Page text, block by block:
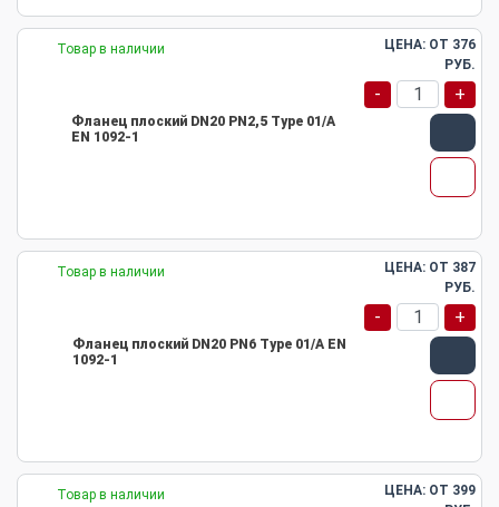
Товар в наличии
Фланец плоский DN20 PN2,5 Type 01/A
EN 1092-1
ЦЕНА: ОТ 376
РУБ.
- +
Товар в наличии
Фланец плоский DN20 PN6 Type 01/A EN
1092-1
ЦЕНА: ОТ 387
РУБ.
- +
Товар в наличии ЦЕНА: ОТ 399